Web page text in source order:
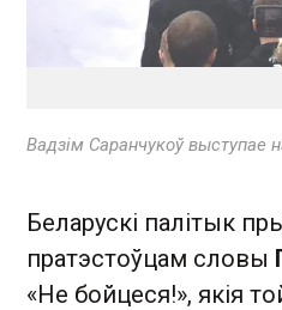
Вадзім Саранчукоў выступае
Беларускі палітык
пратэстоўцам словы
«Не бойцеся!», якія